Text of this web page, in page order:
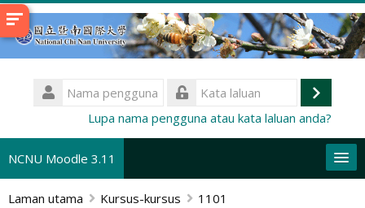
Langkau
ke
kandungan
Nama
pengguna
Log
Lupa nama pengguna atau kata laluan anda?
NCNU Moodle 3.11
Bahasa Melayu ‎(ms)‎
Laman utama Kursus-kursus 1101